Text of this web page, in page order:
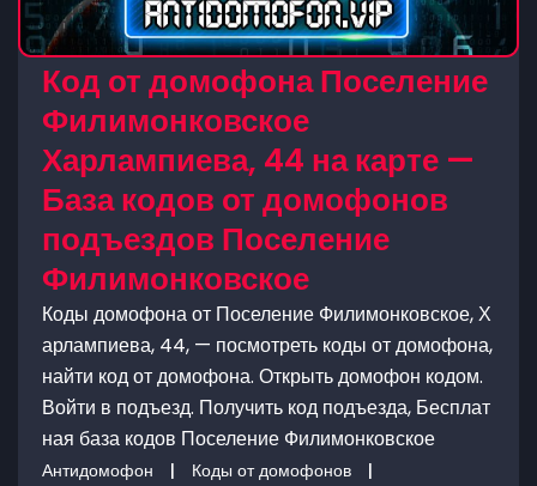
Код от домофона Поселение
Филимонковское
Харлампиева, 44 на карте —
База кодов от домофонов
подъездов Поселение
Филимонковское
Коды домофона от Поселение Филимонковское, Х
арлампиева, 44, — посмотреть коды от домофона,
найти код от домофона. Открыть домофон кодом.
Войти в подъезд. Получить код подъезда, Бесплат
ная база кодов Поселение Филимонковское
Антидомофон | Коды от домофонов
|